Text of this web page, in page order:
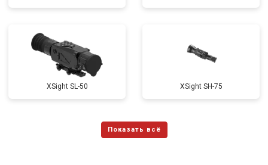
XSight SL-50 XSight SH-75